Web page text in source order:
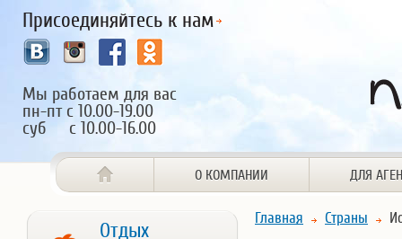
Присоединяйтесь к нам
Мы работаем для вас
пн-пт с 10.00-19.00
суб с 10.00-16.00
О КОМПАНИИ ДЛЯ
Отдых
Главная Страны